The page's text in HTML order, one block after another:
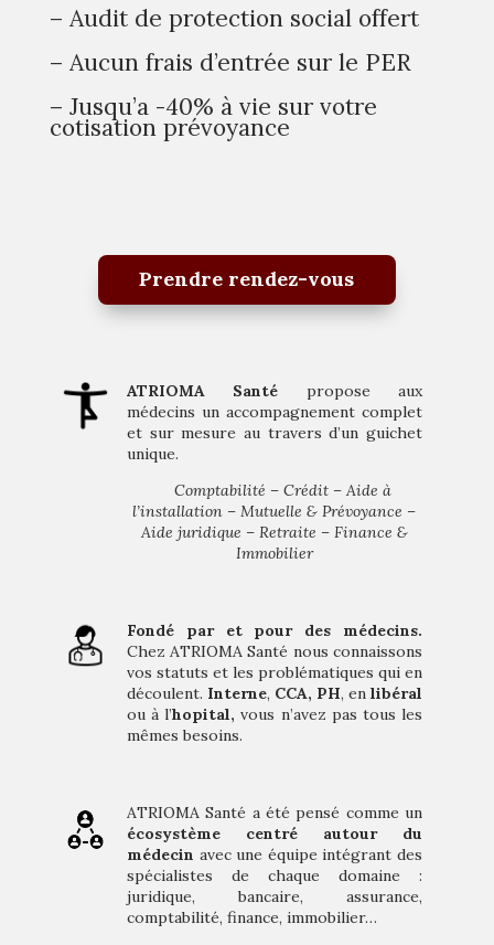
– Audit de protection social offert
– Aucun frais d’entrée sur le PER
– Jusqu’a -40% à vie sur votre
cotisation prévoyance
Prendre rendez-vous
ATRIOMA Santé propose aux
médecins un accompagnement complet
et sur mesure au travers d’un guichet
unique.
Comptabilité – Crédit – Aide à
l’installation – Mutuelle & Prévoyance –
Aide juridique – Retraite – Finance &
Immobilier
Fondé par et pour des médecins.
Chez ATRIOMA Santé nous connaissons
vos statuts et les problématiques qui en
découlent. Interne, CCA, PH, en libéral
ou à l’hopital,vous n’avez pas tous les
mêmes besoins.
ATRIOMA Santé a été pensé comme un
écosystème centré autour du
médecin avecune équipe intégrant des
spécialistes de chaque domaine :
juridique, bancaire, assurance,
comptabilité, finance, immobilier…